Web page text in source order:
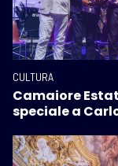
CULTURA
Camaiore
speciale a